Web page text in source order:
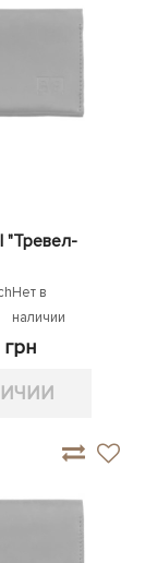
"Тревел-
Нет в
наличии